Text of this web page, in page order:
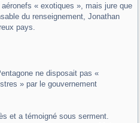
« exotiques », mais jure que
du renseignement, Jonathan
pays.
ne disposait pas «
» par le gouvernement
et a témoigné sous serment.